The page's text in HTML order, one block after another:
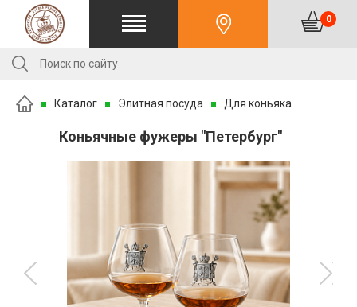
0
Каталог Элитная посуда Для коньяка
Коньячные фужеры "Петербург"